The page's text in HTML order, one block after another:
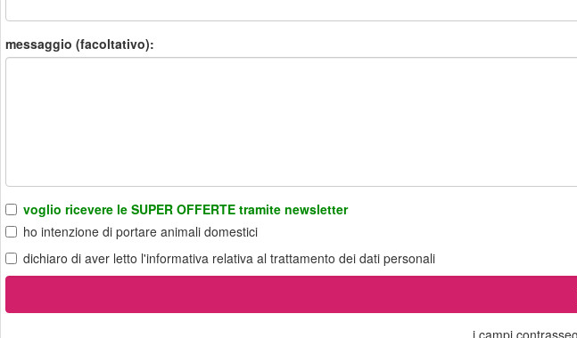
messaggio (facoltativo):
voglio ricevere le SUPER OFFERTE tramite newsletter
ho intenzione di portare animali domestici
dichiaro di aver letto l'informativa relativa al trattamento dei dati personali
i campi